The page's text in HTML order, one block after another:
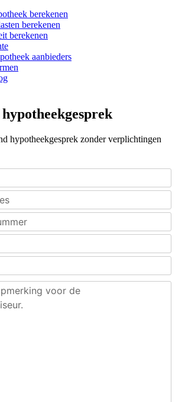
berekenen
berekenen
berekenen
aanbieders
hypotheekgesprek zonder verplichtingen